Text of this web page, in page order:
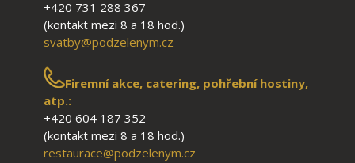
+420 731 288 367
(kontakt mezi 8 a 18 hod.)
svatby@podzelenym.cz
Firemní akce, catering, pohřební hostiny,
atp.:
+420 604 187 352
(kontakt mezi 8 a 18 hod.)
restaurace@podzelenym.cz